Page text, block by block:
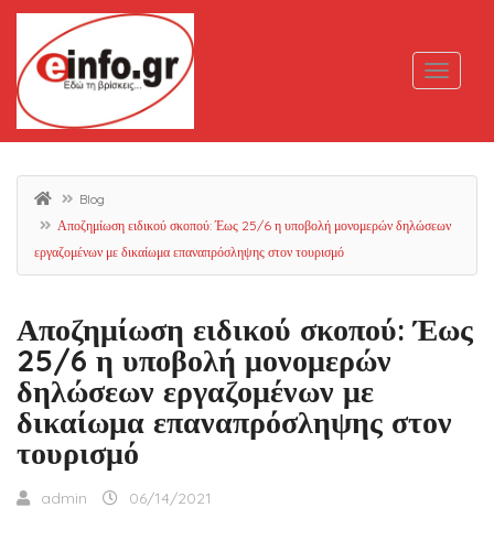
Blog
Αποζημίωση ειδικού σκοπού: Έως 25/6 η υποβολή μονομερών δηλώσεων
εργαζομένων με δικαίωμα επαναπρόσληψης στον τουρισμό
Αποζημίωση ειδικού σκοπού: Έως
25/6 η υποβολή μονομερών
δηλώσεων εργαζομένων με
δικαίωμα επαναπρόσληψης στον
τουρισμό
admin 06/14/2021